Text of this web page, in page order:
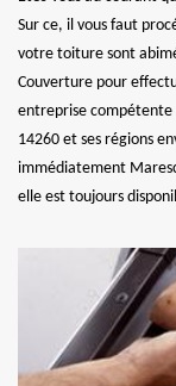
Sur ce, il vous faut
votre toiture sont
Couverture pour
entreprise compétente
14260 et ses régions
immédiatement
elle est toujours